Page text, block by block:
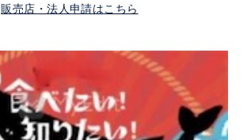
販売店・法人申請はこちら